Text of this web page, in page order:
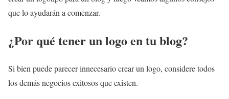
que lo ayudarán a comenzar.
¿Por qué tener un logo en tu blog?
Si bien puede parecer innecesario crear un logo, considere todos
los demás negocios exitosos que existen.